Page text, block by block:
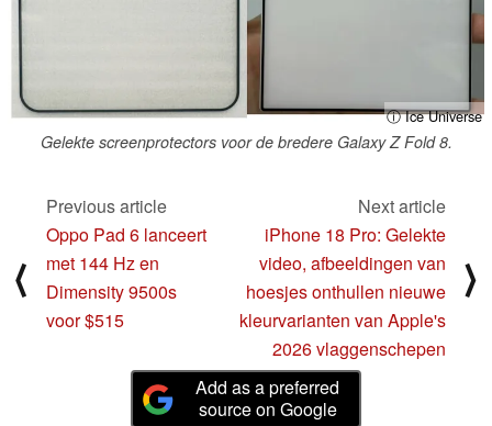
ⓘ Ice Universe
Gelekte screenprotectors voor de bredere Galaxy Z Fold 8.
⟨
Previous article
Oppo Pad 6 lanceert
met 144 Hz en
Dimensity 9500s
voor $515
Next article
iPhone 18 Pro: Gelekte
video, afbeeldingen van
hoesjes onthullen nieuwe
kleurvarianten van Apple's
2026 vlaggenschepen
⟩
Add as a preferred
source on Google